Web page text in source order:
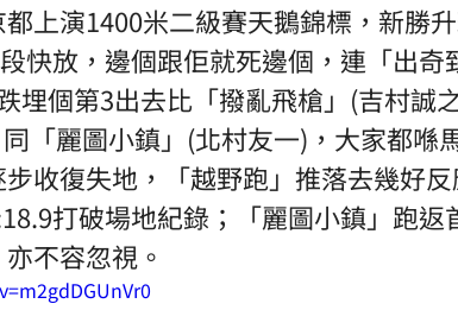
上演1400米二級賽天鵝錦標，新勝
快放，邊個跟佢就死邊個，連「出奇
埋個第3出去比「撥亂飛槍」(吉村誠
「麗圖小鎮」(北村友一)，大家都喺
收復失地，「越野跑」推落去幾好
打破場地紀錄；「麗圖小鎮」跑返
不容忽視。